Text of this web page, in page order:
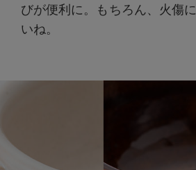
びが便利に。もちろん、火傷
いね。